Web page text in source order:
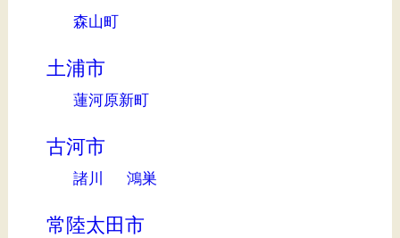
森山町
土浦市
蓮河原新町
古河市
諸川 鴻巣
常陸太田市